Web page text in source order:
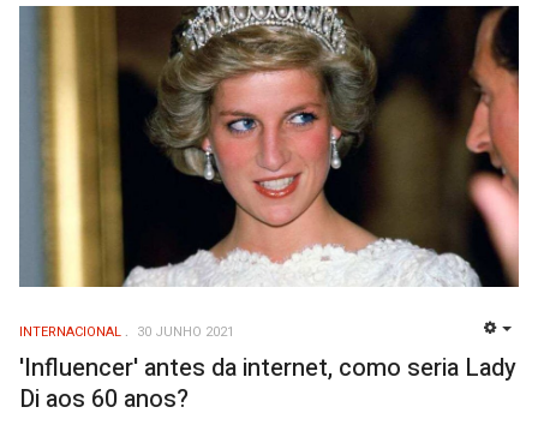
INTERNACIONAL 30 JUNHO 2021
'Influencer' antes da internet, como seria Lady
Di aos 60 anos?